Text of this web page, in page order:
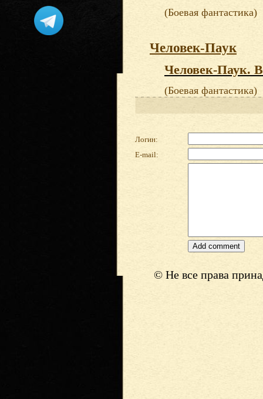
(Боевая фантастика)
Человек-Паук
Человек-Паук.
(Боевая фантастика)
Логин:
E-mail:
© Не все права